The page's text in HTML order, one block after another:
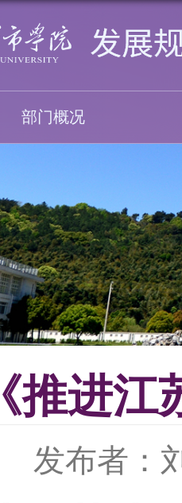
部门概况
《推进
发布者：